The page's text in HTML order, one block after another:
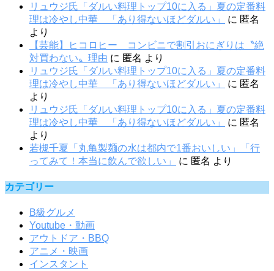
リュウジ氏「ダルい料理トップ10に入る」夏の定番料
理は冷やし中華 「あり得ないほどダルい」
に 匿名
より
【芸能】ヒコロヒー コンビニで割引おにぎりは〝絶
対買わない〟理由 に 匿名 より
リュウジ氏「ダルい料理トップ10に入る」夏の定番料
理は冷やし中華 「あり得ないほどダルい」
に 匿名
より
リュウジ氏「ダルい料理トップ10に入る」夏の定番料
理は冷やし中華 「あり得ないほどダルい」
に 匿名
より
若槻千夏「丸亀製麺の水は都内で1番おいしい」「行
ってみて！本当に飲んで欲しい」
に 匿名 より
カテゴリー
B級グルメ
Youtube・動画
アウトドア・BBQ
アニメ・映画
インスタント